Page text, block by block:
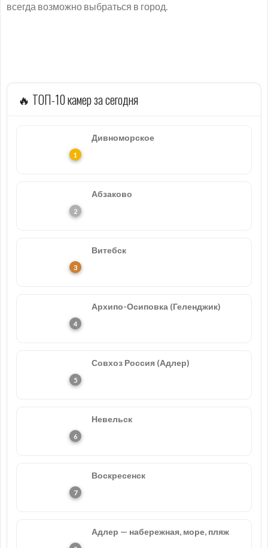
всегда возможно выбраться в город.
🔥 ТОП-10 камер за сегодня
Дивноморское
Абзаково
Витебск
Архипо-Осиповка (Геленджик)
Совхоз Россия (Адлер)
Невельск
Воскресенск
Адлер — набережная, море, пляж